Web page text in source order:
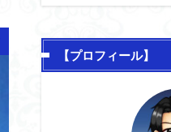
【プロフィール】